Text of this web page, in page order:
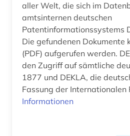
patente (1)
patentklassifikation (1)
pharmazie (3)
portal (1)
aller Welt, die sich im
amtsinternen deutschen
Patentinformationssystems
Die gefundenen Dokumente
(PDF) aufgerufen werden. DEPATISnet bietet
den Zugriff auf sämtliche
1877 und DEKLA, die
Fassung der Internationalen
Informationen